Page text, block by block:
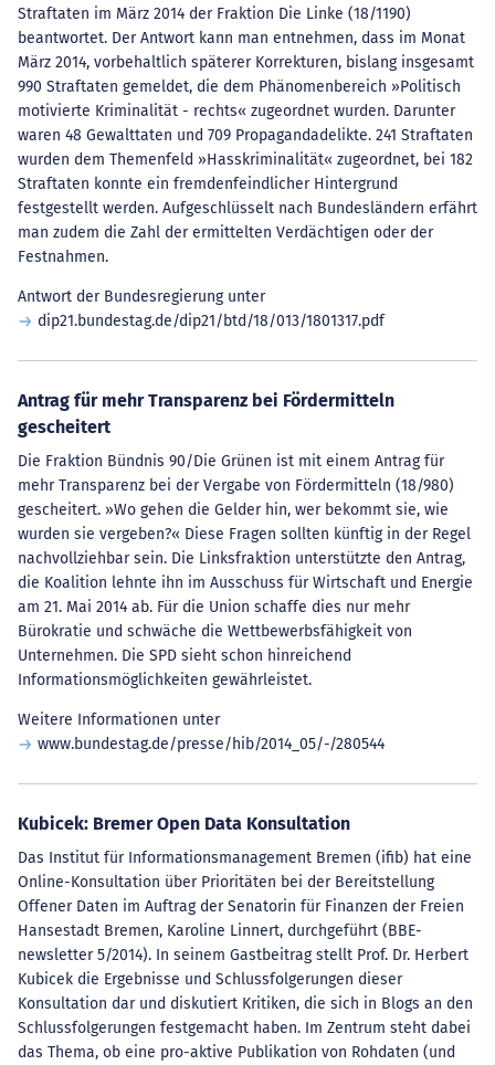
Straftaten im März 2014 der Fraktion Die Linke (18/1190)
beantwortet. Der Antwort kann man entnehmen, dass im Monat
März 2014, vorbehaltlich späterer Korrekturen, bislang insgesamt
990 Straftaten gemeldet, die dem Phänomenbereich »Politisch
motivierte Kriminalität - rechts« zugeordnet wurden. Darunter
waren 48 Gewalttaten und 709 Propagandadelikte. 241 Straftaten
wurden dem Themenfeld »Hasskriminalität« zugeordnet, bei 182
Straftaten konnte ein fremdenfeindlicher Hintergrund
festgestellt werden. Aufgeschlüsselt nach Bundesländern erfährt
man zudem die Zahl der ermittelten Verdächtigen oder der
Festnahmen.
Antwort der Bundesregierung unter
dip21.bundestag.de/dip21/btd/18/013/1801317.pdf
Antrag für mehr Transparenz bei Fördermitteln
gescheitert
Die Fraktion Bündnis 90/Die Grünen ist mit einem Antrag für
mehr Transparenz bei der Vergabe von Fördermitteln (18/980)
gescheitert. »Wo gehen die Gelder hin, wer bekommt sie, wie
wurden sie vergeben?« Diese Fragen sollten künftig in der Regel
nachvollziehbar sein. Die Linksfraktion unterstützte den Antrag,
die Koalition lehnte ihn im Ausschuss für Wirtschaft und Energie
am 21. Mai 2014 ab. Für die Union schaffe dies nur mehr
Bürokratie und schwäche die Wettbewerbsfähigkeit von
Unternehmen. Die SPD sieht schon hinreichend
Informationsmöglichkeiten gewährleistet.
Weitere Informationen unter
www.bundestag.de/presse/hib/2014_05/-/280544
Kubicek: Bremer Open Data Konsultation
Das Institut für Informationsmanagement Bremen (ifib) hat eine
Online-Konsultation über Prioritäten bei der Bereitstellung
Offener Daten im Auftrag der Senatorin für Finanzen der Freien
Hansestadt Bremen, Karoline Linnert, durchgeführt (BBE-
newsletter 5/2014). In seinem Gastbeitrag stellt Prof. Dr. Herbert
Kubicek die Ergebnisse und Schlussfolgerungen dieser
Konsultation dar und diskutiert Kritiken, die sich in Blogs an den
Schlussfolgerungen festgemacht haben. Im Zentrum steht dabei
das Thema, ob eine pro-aktive Publikation von Rohdaten (und